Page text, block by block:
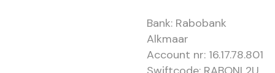
Bank: Rabobank
Alkmaar
Account nr: 16.17.78.801